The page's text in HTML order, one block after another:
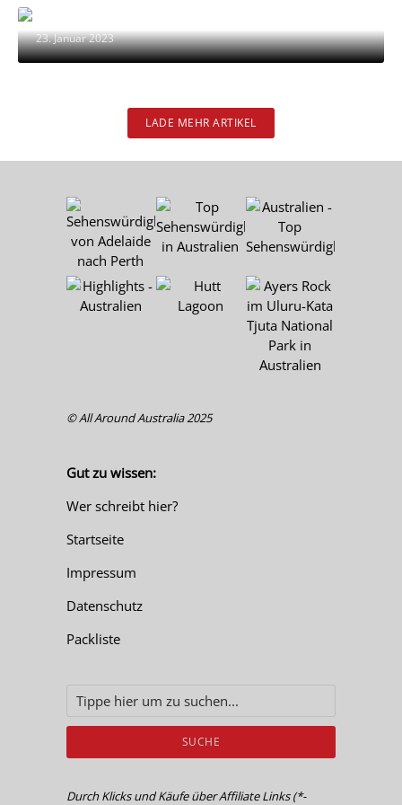
23. Januar 2023
LADE MEHR ARTIKEL
© All Around Australia 2025
Gut zu wissen:
Wer schreibt hier?
Startseite
Impressum
Datenschutz
Packliste
SUCHE
Durch Klicks und Käufe über Affiliate Links (*-